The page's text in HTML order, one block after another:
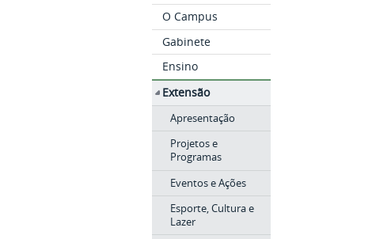
O Campus
Gabinete
Ensino
Extensão
Apresentação
Projetos e
Programas
Eventos e Ações
Esporte, Cultura e
Lazer